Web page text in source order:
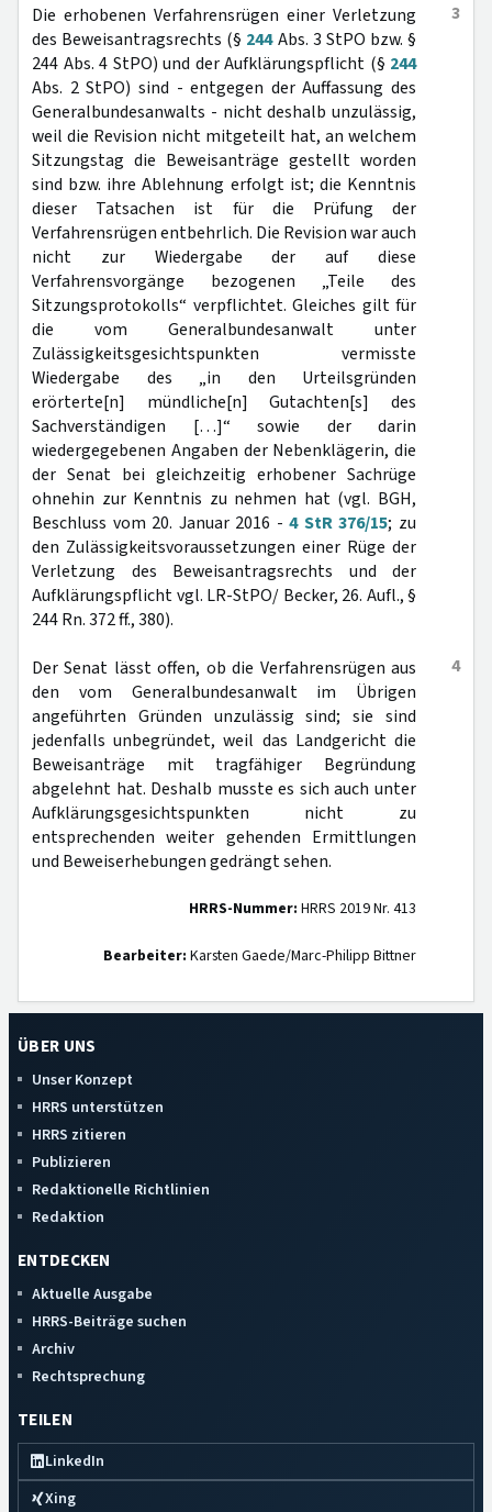
3
Die erhobenen Verfahrensrügen einer Verletzung
des Beweisantragsrechts (§ 244Abs. 3 StPO bzw. §
244 Abs. 4 StPO) und der Aufklärungspflicht (§ 244
Abs. 2 StPO) sind - entgegen der Auffassung des
Generalbundesanwalts - nicht deshalb unzulässig,
weil die Revision nicht mitgeteilt hat, an welchem
Sitzungstag die Beweisanträge gestellt worden
sind bzw. ihre Ablehnung erfolgt ist; die Kenntnis
dieser Tatsachen ist für die Prüfung der
Verfahrensrügen entbehrlich. Die Revision war auch
nicht zur Wiedergabe der auf diese
Verfahrensvorgänge bezogenen „Teile des
Sitzungsprotokolls“ verpflichtet. Gleiches gilt für
die vom Generalbundesanwalt unter
Zulässigkeitsgesichtspunkten vermisste
Wiedergabe des „in den Urteilsgründen
erörterte[n] mündliche[n] Gutachten[s] des
Sachverständigen […]“ sowie der darin
wiedergegebenen Angaben der Nebenklägerin, die
der Senat bei gleichzeitig erhobener Sachrüge
ohnehin zur Kenntnis zu nehmen hat (vgl. BGH,
Beschluss vom 20. Januar 2016 -4 StR 376/15; zu
den Zulässigkeitsvoraussetzungen einer Rüge der
Verletzung des Beweisantragsrechts und der
Aufklärungspflicht vgl. LR-StPO/ Becker, 26. Aufl., §
244 Rn. 372 ff., 380).
4
Der Senat lässt offen, ob die Verfahrensrügen aus
den vom Generalbundesanwalt im Übrigen
angeführten Gründen unzulässig sind; sie sind
jedenfalls unbegründet, weil das Landgericht die
Beweisanträge mit tragfähiger Begründung
abgelehnt hat. Deshalb musste es sich auch unter
Aufklärungsgesichtspunkten nicht zu
entsprechenden weiter gehenden Ermittlungen
und Beweiserhebungen gedrängt sehen.
HRRS-Nummer: HRRS 2019 Nr. 413
Bearbeiter: Karsten Gaede/Marc-Philipp Bittner
ÜBER UNS
Unser Konzept
HRRS unterstützen
HRRS zitieren
Publizieren
Redaktionelle Richtlinien
Redaktion
ENTDECKEN
Aktuelle Ausgabe
HRRS-Beiträge suchen
Archiv
Rechtsprechung
TEILEN
LinkedIn
Xing